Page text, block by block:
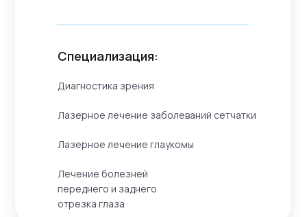
Специализация:
Диагностика зрения
Лечение болезней
переднего и заднего
отрезка глаза
Лазерное лечение заболеваний сетчатки
Лазерное лечение глаукомы